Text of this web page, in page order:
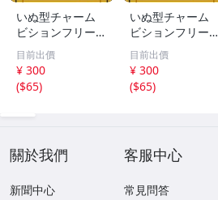
いぬ型チャーム
ビションフリーゼ
アクセサリー キ
ーホルダー ペア
思い出
目前出價
¥ 300
($65)
いぬ型チャーム
ビションフリーゼ
アクセサリー キ
ーホルダー ペア
思い出
目前出價
¥ 300
($65)
關於我們
新聞中心
客服中心
常見問答